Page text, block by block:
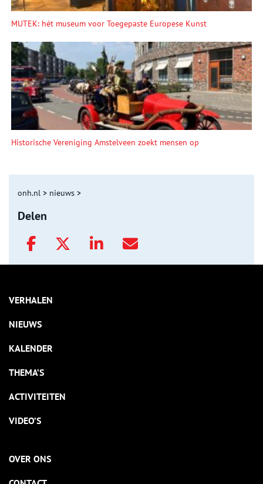
MUTEK: hét museum voor Toegepaste Europese Kunst
Historische Vereniging Amstelveen zoekt mensen op
onh.nl > nieuws >
Delen
VERHALEN
NIEUWS
KALENDER
THEMA’S
ACTIVITEITEN
VIDEO’S
OVER ONS